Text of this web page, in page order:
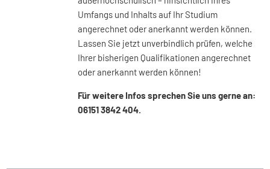
Umfangs und Inhalts auf Ihr Studium
angerechnet oder anerkannt werden können.
Lassen Sie jetzt unverbindlich prüfen, welche
Ihrer bisherigen Qualifikationen angerechnet
oder anerkannt werden können!
Für weitere Infos sprechen Sie uns gerne an:
06151 3842 404.